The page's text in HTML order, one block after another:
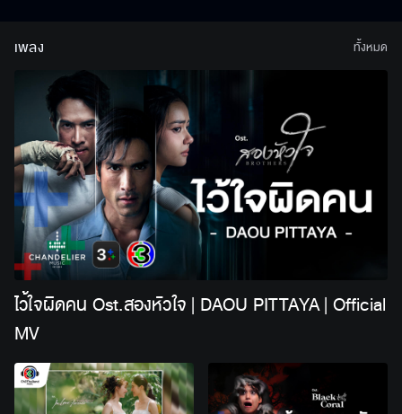
เพลง
ไว้ใจผิดคน Ost.สองหัวใจ | DAOU PITTAYA | Official
MV
ทั้งหมด